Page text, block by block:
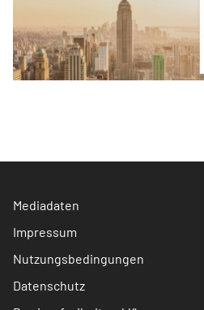
Mediadaten
Impressum
Nutzungsbedingungen
Datenschutz